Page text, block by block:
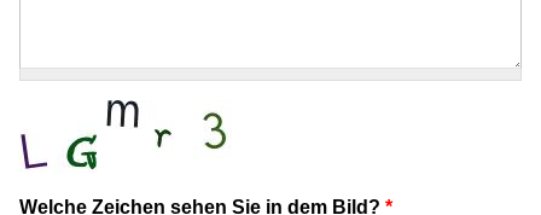
Welche Zeichen sehen Sie in dem Bild? *